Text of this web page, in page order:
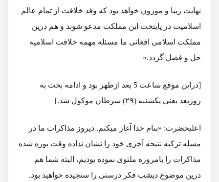
نهایت زیبا و موزون خواهد بود که وفد خلافت از تمام عالم
اسلامیت در پایتخت این مملکت مدعو شوند و هم درین
مملکت اسلامی افغانی ما مسئله مهمه خلافت اسلامیه
حل و فصل گردد.»
[دراین موقع ساعت 5 بعد ازظهر بود و ادامه بحث به
روزبعد یعنی یکشنبه (۲۹) سرطان موکول شد.]
اعلیحضرت: «بنام خدا آغاز میکنم. دیروز مذاکرات ما در
مسله ترکیه نتیجه آخری خود را نشان نداده وقت پوره شده
مذاکرات را بامروزه ملتوی نموده بودیم، البته شما هم
درین موضوع دیشب فکر درستی را سنجیده خواهید بود.